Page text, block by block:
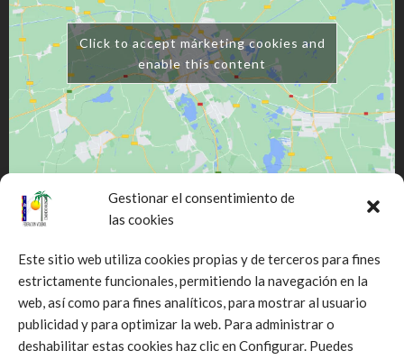
Gestionar el consentimiento de
las cookies
Este sitio web utiliza cookies propias y de terceros para fines
estrictamente funcionales, permitiendo la navegación en la
web, así como para fines analíticos, para mostrar al usuario
publicidad y para optimizar la web. Para administrar o
deshabilitar estas cookies haz clic en Configurar. Puedes
Click to accept márketing cookies and
enable this content
Click to accept márketing cookies and
enable this content